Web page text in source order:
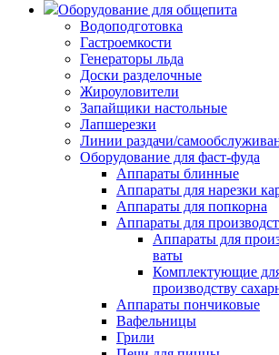
Оборудование для общепита
Водоподготовка
Гастроемкости
Генераторы льда
Доски разделочные
Жироуловители
Запайщики настольные
Лапшерезки
Линии раздачи/
Оборудование для фаст-фуда
Аппараты блинные
Аппараты для нарезки
Аппараты для попкорна
Аппараты для
Аппараты для
ваты
Комплектующие
производству
Аппараты пончиковые
Вафельницы
Грили